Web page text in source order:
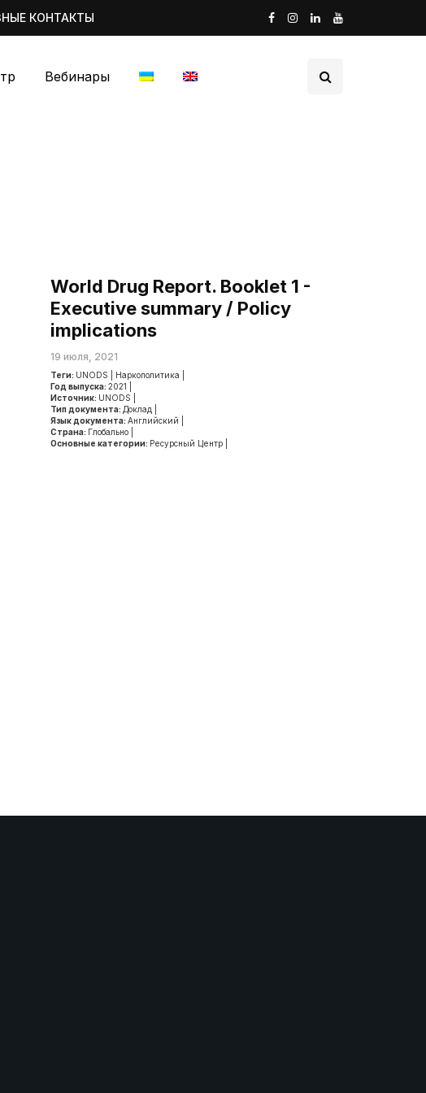
КОНТАКТЫ
Вебинары
World Drug Report. Booklet 1 -
Executive summary / Policy
implications
19 июля, 2021
Теги: UNODS Наркополитика
Год выпуска: 2021
Источник: UNODS
Тип документа: Доклад
Язык документа: Английский
Страна: Глобально|
Основные категории: Ресурсный Центр|